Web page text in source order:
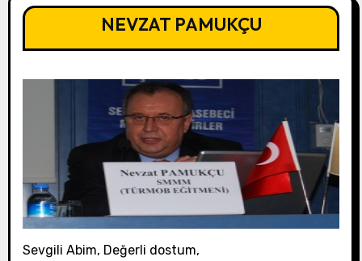
NEVZAT PAMUKÇU
Sevgili Abim, Değerli dostum,